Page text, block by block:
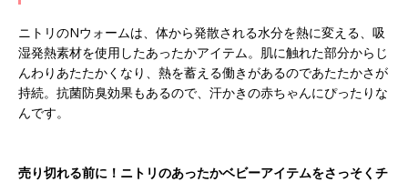
ニトリのNウォームは、体から発散される水分を熱に変える、吸
湿発熱素材を使用したあったかアイテム。肌に触れた部分からじ
んわりあたたかくなり、熱を蓄える働きがあるのであたたかさが
持続。抗菌防臭効果もあるので、汗かきの赤ちゃんにぴったりな
んです。
売り切れる前に！ニトリのあったかベビーアイテムをさっそくチ